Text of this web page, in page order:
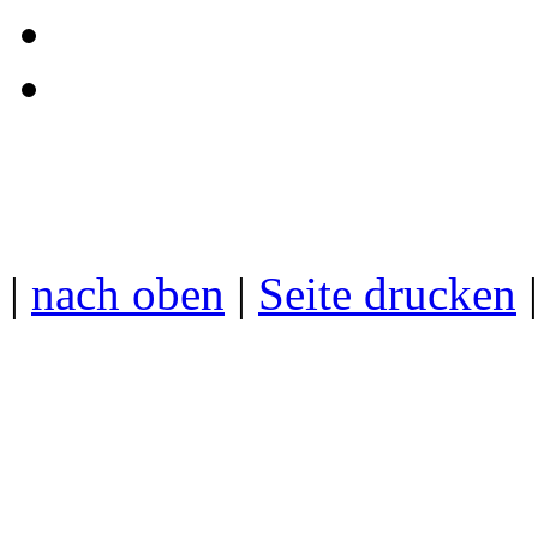
| nach oben | Seite drucken |